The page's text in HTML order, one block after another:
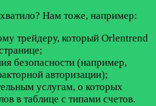
Нам тоже, например:
трейдеру, который Orlentrend
безопасности (например,
авторизации);
услугам, о которых
в таблице с типами счетов.